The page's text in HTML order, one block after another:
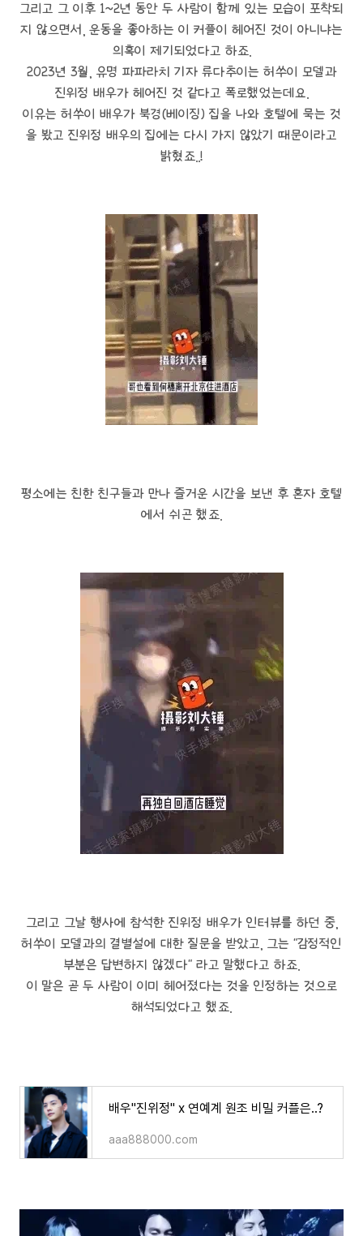
그리고 그 이후 1~2년 동안 두 사람이 함께 있는 모습이 포착되
지 않으면서, 운동을 좋아하는 이 커플이 헤어진 것이 아니냐는
의혹이 제기되었다고 하죠.
2023년 3월, 유명 파파라치 기자 류다추이는 허쑤이 모델과
진위정 배우가 헤어진 것 같다고 폭로했었는데요.
이유는 허쑤이 배우가 북경(베이징) 집을 나와 호텔에 묵는 것
을 봤고 진위정 배우의 집에는 다시 가지 않았기 때문이라고
밝혔죠..!
평소에는 친한 친구들과 만나 즐거운 시간을 보낸 후 혼자 호텔
에서 쉬곤 했죠.
그리고 그날 행사에 참석한 진위정 배우가 인터뷰를 하던 중,
허쑤이 모델과의 결별설에 대한 질문을 받았고, 그는 "감정적인
부분은 답변하지 않겠다" 라고 말했다고 하죠.
이 말은 곧 두 사람이 이미 헤어졌다는 것을 인정하는 것으로
해석되었다고 했죠.
배우"진위정" x 연예계 원조 비밀 커플은..?
aaa888000.com